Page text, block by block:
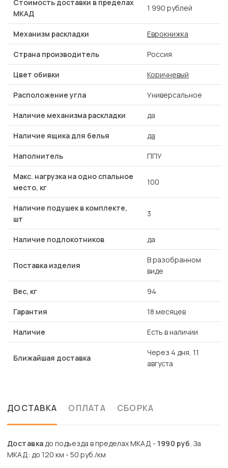
Стоимость доставки в пределах
МКАД
1 990 рублей
Механизм раскладки Еврокнижка
Страна производитель Россия
Цвет обивки Коричневый
Расположение угла Универсальное
Наличие механизма раскладки да
Наличие ящика для белья да
Наполнитель ППУ
Макс. нагрузка на одно спальное
место, кг
100
Наличие подушек в комплекте,
шт
3
Наличие подлокотников да
Поставка изделия
В разобранном
виде
Вес, кг 94
Гарантия 18 месяцев
Наличие Есть в наличии
Ближайшая доставка
Через 4 дня, 11
августа
ДОСТАВКА ОПЛАТА СБОРКА
Доставкадо подъезда в пределах МКАД - 1990 руб. За
МКАД: до 120 км - 50 руб./км